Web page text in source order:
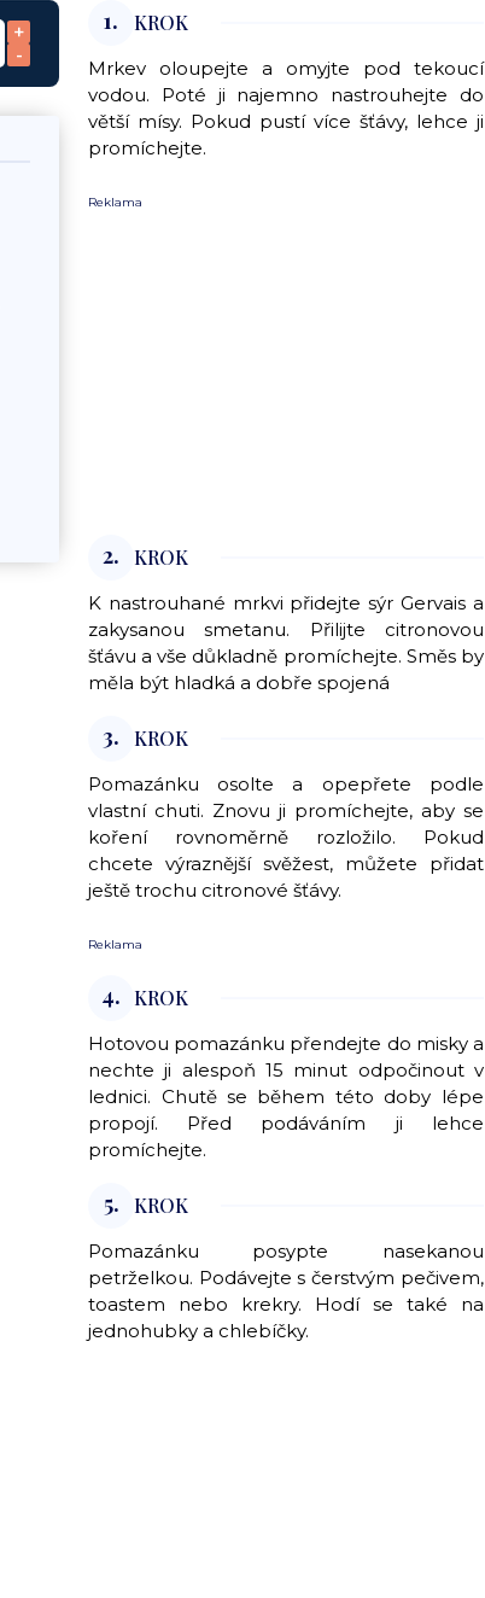
+
-
1. KROK
Mrkev oloupejte a omyjte pod tekoucí
vodou. Poté ji najemno nastrouhejte do
větší mísy. Pokud pustí více šťávy, lehce ji
promíchejte.
Reklama
2. KROK
K nastrouhané mrkvi přidejte sýr Gervais a
zakysanou smetanu. Přilijte citronovou
šťávu a vše důkladně promíchejte. Směs by
měla být hladká a dobře spojená
3. KROK
Pomazánku osolte a opepřete podle
vlastní chuti. Znovu ji promíchejte, aby se
koření rovnoměrně rozložilo. Pokud
chcete výraznější svěžest, můžete přidat
ještě trochu citronové šťávy.
Reklama
4. KROK
Hotovou pomazánku přendejte do misky a
nechte ji alespoň 15 minut odpočinout v
lednici. Chutě se během této doby lépe
propojí. Před podáváním ji lehce
promíchejte.
5. KROK
Pomazánku posypte nasekanou
petrželkou. Podávejte s čerstvým pečivem,
toastem nebo krekry. Hodí se také na
jednohubky a chlebíčky.